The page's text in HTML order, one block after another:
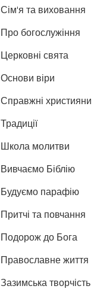
Сім'я та виховання
Про богослужіння
Церковні свята
Основи віри
Справжні християни
Традиції
Школа молитви
Вивчаємо Біблію
Будуємо парафію
Притчі та повчання
Подорож до Бога
Православне життя
Зазимська творчість